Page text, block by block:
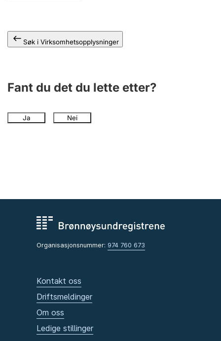
Søk i Virksomhetsopplysninger
Fant du det du lette etter?
Ja Nei
Organisasjonsnummer: 974 760 673
Kontakt oss
Driftsmeldinger
Om oss
Ledige stillinger